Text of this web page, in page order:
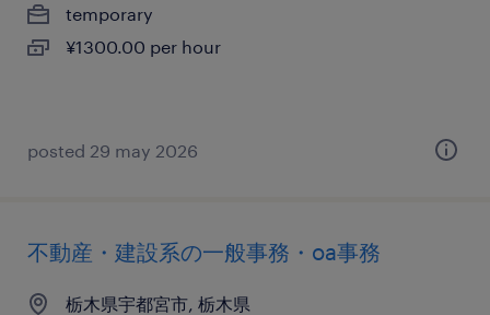
temporary
¥1300.00 per hour
posted 29 may 2026
不動産・建設系の一般事務・oa事務
栃木県宇都宮市, 栃木県